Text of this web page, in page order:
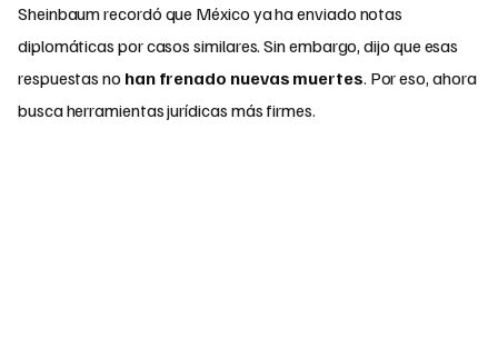
Sheinbaum recordó que México ya ha enviado notas
diplomáticas por casos similares. Sin embargo, dijo que esas
respuestas no han frenado nuevas muertes. Por eso, ahora
busca herramientas jurídicas más firmes.